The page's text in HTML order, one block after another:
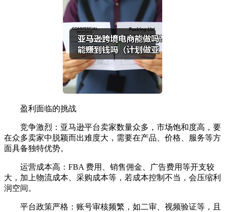
盈利面临的挑战
竞争激烈：亚马逊平台卖家数量众多，市场饱和度高，要
在众多卖家中脱颖而出难度大，需要在产品、价格、服务等方
面具备独特优势。
运营成本高：FBA 费用、销售佣金、广告费用等开支较
大，加上物流成本、采购成本等，若成本控制不当，会压缩利
润空间。
平台政策严格：账号审核频繁，如二审、视频验证等，且